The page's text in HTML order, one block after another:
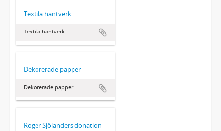
Textila hantverk
Textila hantverk
Dekorerade papper
Dekorerade papper
Roger Sjölanders donation